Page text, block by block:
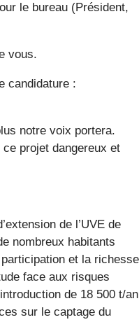
le bureau (Président,
vous.
candidature :
notre voix portera.
projet dangereux et
de l’UVE de
nombreux habitants
et la richesse
face aux risques
de 18 500 t/an
sur le captage du